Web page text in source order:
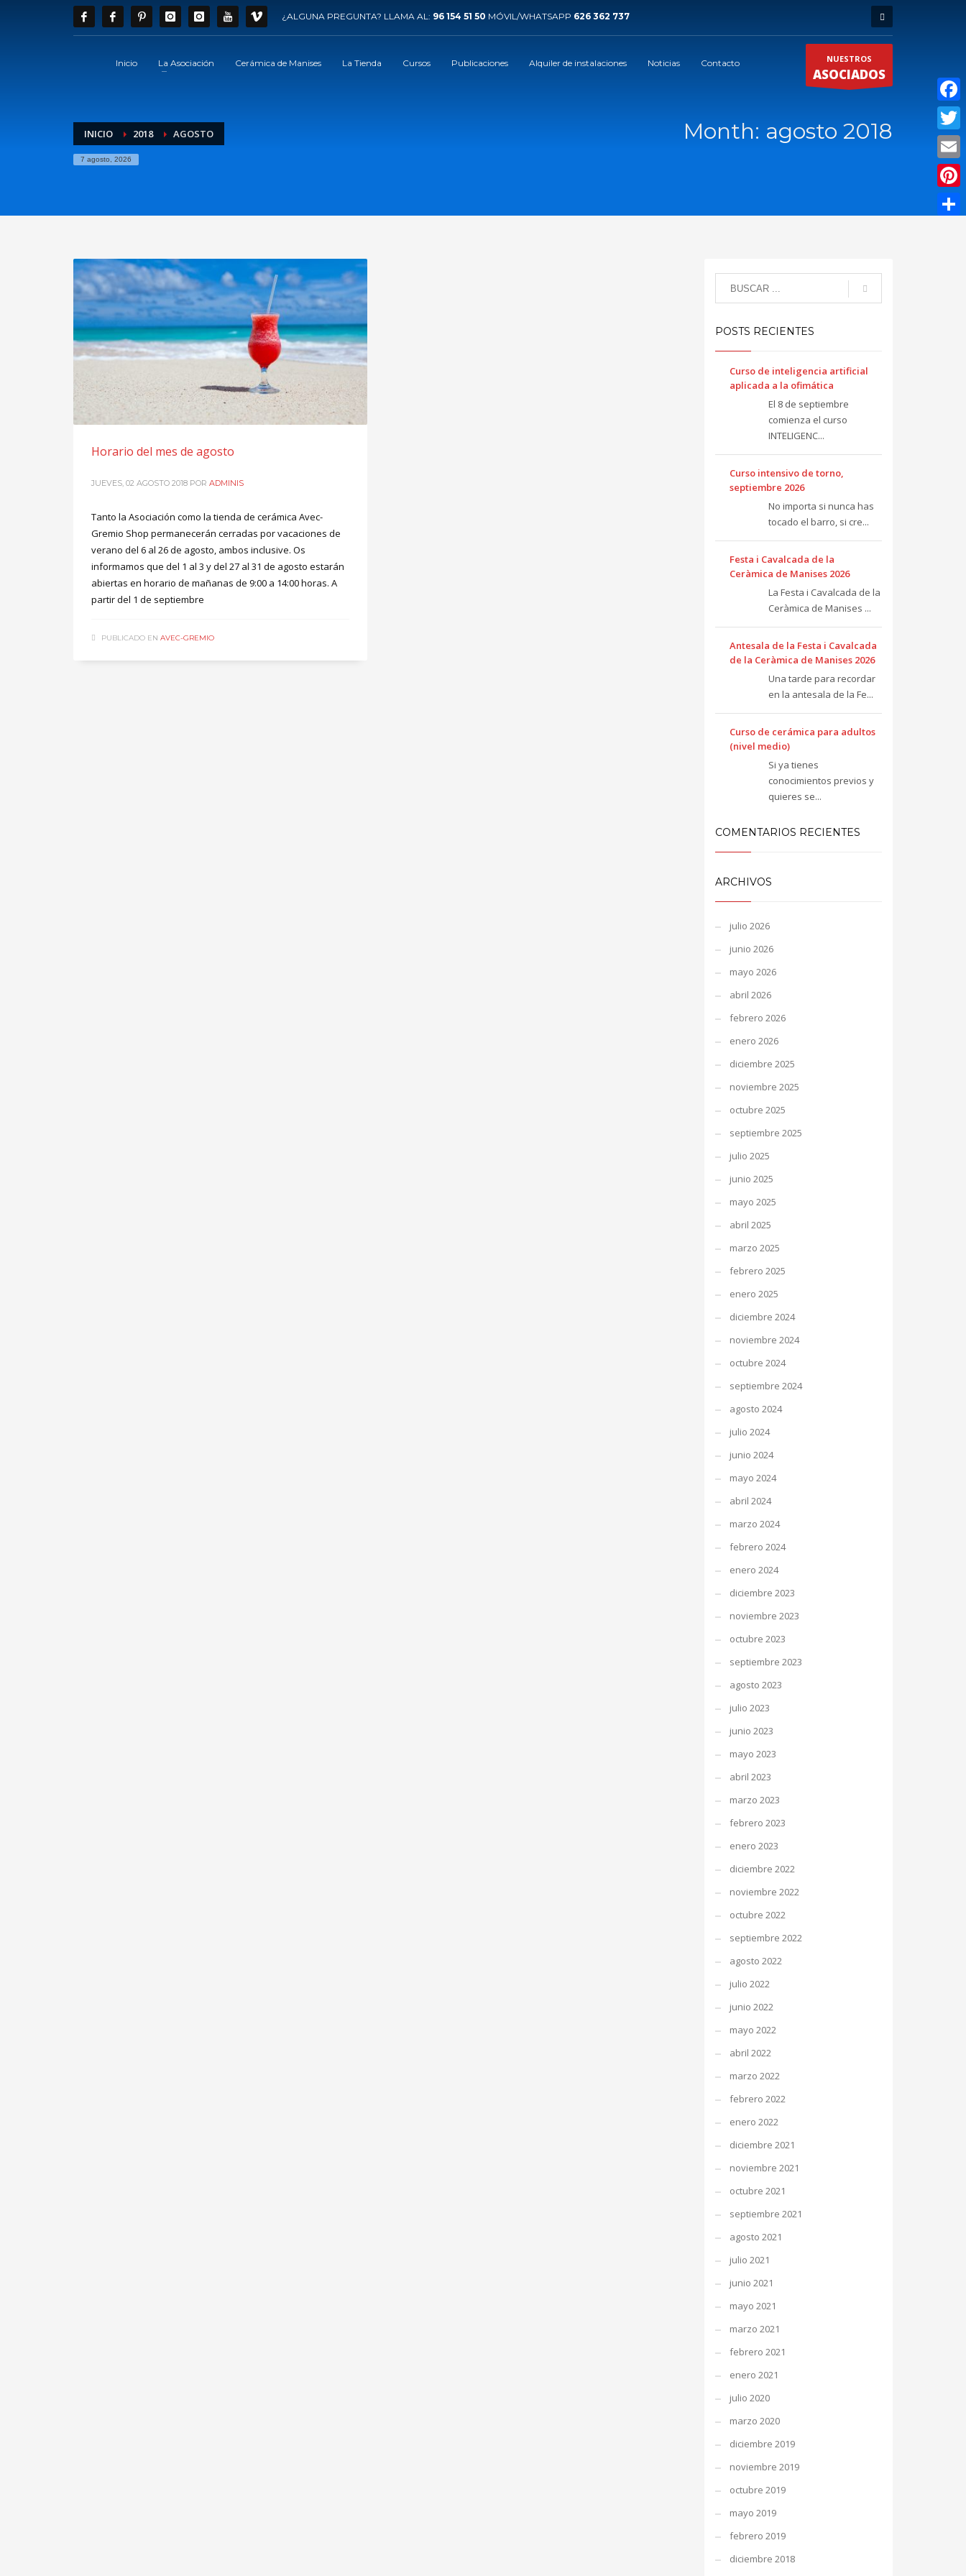
¿ALGUNA PREGUNTA? LLAMA AL: 96 154 51 50 MÓVIL/WHATSAPP 626 362 737
Inicio La Asociación Cerámica de Manises La Tienda Cursos Publicaciones Alquiler de instalaciones Noticias Contacto NUESTROS
ASOCIADOS
INICIO 2018 AGOSTO
7 agosto, 2026
Month: agosto 2018
Horario del mes de agosto
JUEVES, 02 AGOSTO 2018 POR ADMINIS
Tanto la Asociación como la tienda de cerámica Avec-
Gremio Shop permanecerán cerradas por vacaciones de
verano del 6 al 26 de agosto, ambos inclusive. Os
informamos que del 1 al 3 y del 27 al 31 de agosto estarán
abiertas en horario de mañanas de 9:00 a 14:00 horas. A
partir del 1 de septiembre
PUBLICADO EN AVEC-GREMIO
POSTS RECIENTES
Curso de inteligencia artificial
aplicada a la ofimática
El 8 de septiembre
comienza el curso
INTELIGENC...
Curso intensivo de torno,
septiembre 2026
No importa si nunca has
tocado el barro, si cre...
Festa i Cavalcada de la
Ceràmica de Manises 2026
La Festa i Cavalcada de la
Ceràmica de Manises ...
Antesala de la Festa i Cavalcada
de la Ceràmica de Manises 2026
Una tarde para recordar
en la antesala de la Fe...
Curso de cerámica para adultos
(nivel medio)
Si ya tienes
conocimientos previos y
quieres se...
COMENTARIOS RECIENTES
ARCHIVOS
julio 2026
junio 2026
mayo 2026
abril 2026
febrero 2026
enero 2026
diciembre 2025
noviembre 2025
octubre 2025
septiembre 2025
julio 2025
junio 2025
mayo 2025
abril 2025
marzo 2025
febrero 2025
enero 2025
diciembre 2024
noviembre 2024
octubre 2024
septiembre 2024
agosto 2024
julio 2024
junio 2024
mayo 2024
abril 2024
marzo 2024
febrero 2024
enero 2024
diciembre 2023
noviembre 2023
octubre 2023
septiembre 2023
agosto 2023
julio 2023
junio 2023
mayo 2023
abril 2023
marzo 2023
febrero 2023
enero 2023
diciembre 2022
noviembre 2022
octubre 2022
septiembre 2022
agosto 2022
julio 2022
junio 2022
mayo 2022
abril 2022
marzo 2022
febrero 2022
enero 2022
diciembre 2021
noviembre 2021
octubre 2021
septiembre 2021
agosto 2021
julio 2021
junio 2021
mayo 2021
marzo 2021
febrero 2021
enero 2021
julio 2020
marzo 2020
diciembre 2019
noviembre 2019
octubre 2019
mayo 2019
febrero 2019
diciembre 2018
Twitter
Email